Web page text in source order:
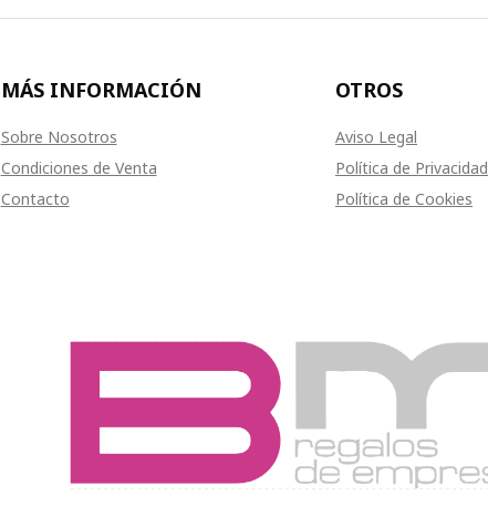
MÁS INFORMACIÓN
Sobre Nosotros
Condiciones de Venta
Contacto
OTROS
Aviso Legal
Política de Privacidad
Política de Cookies